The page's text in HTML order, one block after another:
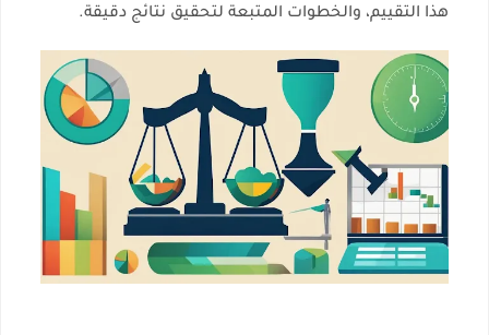
هذا التقييم، والخطوات المتبعة لتحقيق نتائج دقيقة.